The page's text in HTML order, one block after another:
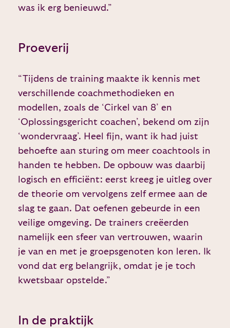
was ik erg benieuwd.”
Proeverij
“Tijdens de training maakte ik kennis met
verschillende coachmethodieken en
modellen, zoals de ‘Cirkel van 8’ en
‘Oplossingsgericht coachen’, bekend om zijn
‘wondervraag’. Heel fijn, want ik had juist
behoefte aan sturing om meer coachtools in
handen te hebben. De opbouw was daarbij
logisch en efficiënt: eerst kreeg je uitleg over
de theorie om vervolgens zelf ermee aan de
slag te gaan. Dat oefenen gebeurde in een
veilige omgeving. De trainers creëerden
namelijk een sfeer van vertrouwen, waarin
je van en met je groepsgenoten kon leren. Ik
vond dat erg belangrijk, omdat je je toch
kwetsbaar opstelde.”
In de praktijk